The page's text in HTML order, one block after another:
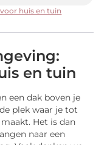
huis en tuin
en tuin
een dak boven je
plek waar je tot
Het is dan
naar een